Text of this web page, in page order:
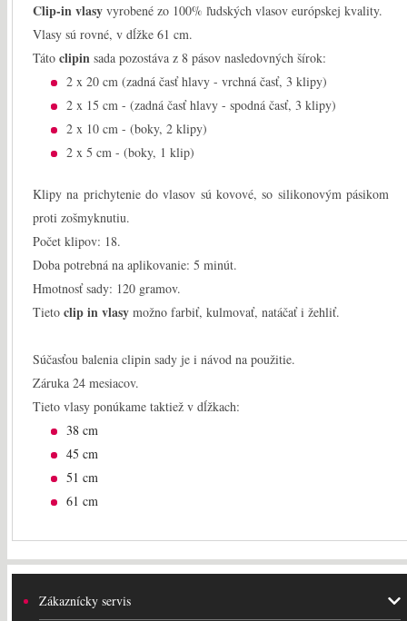
Clip-in vlasy vyrobené zo 100% ľudských vlasov európskej kvality.
Vlasy sú rovné, v dĺžke 61 cm.
Táto clipin sada pozostáva z 8 pásov nasledovných šírok:
2 x 20 cm (zadná časť hlavy - vrchná časť, 3 klipy)
2 x 15 cm - (zadná časť hlavy - spodná časť, 3 klipy)
2 x 10 cm - (boky, 2 klipy)
2 x 5 cm - (boky, 1 klip)
Klipy na prichytenie do vlasov sú kovové, so silikonovým pásikom
proti zošmyknutiu.
Počet klipov: 18.
Doba potrebná na aplikovanie: 5 minút.
Hmotnosť sady: 120 gramov.
Tieto clip in vlasy možno farbiť, kulmovať, natáčať i žehliť.
Súčasťou balenia clipin sady je i návod na použitie.
Záruka 24 mesiacov.
Tieto vlasy ponúkame taktiež v dĺžkach:
38 cm
45 cm
51 cm
61 cm
Zákaznícky servis